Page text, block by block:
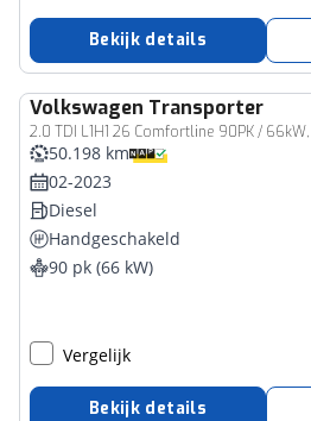
Bekijk details
Volkswagen Transporter
Bedrijfswagen
50.198 km
02-2023
Diesel
Handgeschakeld
90 pk (66 kW)
Vergelijk
Bekijk details